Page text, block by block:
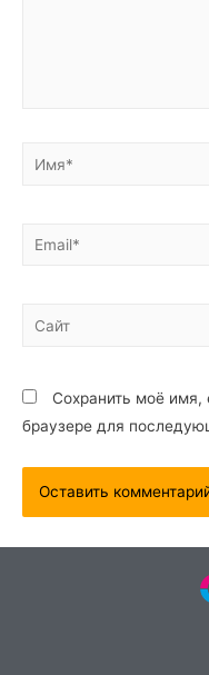
Сохранить моё имя,
браузере для